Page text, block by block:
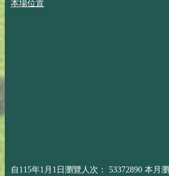
本場位置
自115年1月1日瀏覽人次： 53372890 本月瀏